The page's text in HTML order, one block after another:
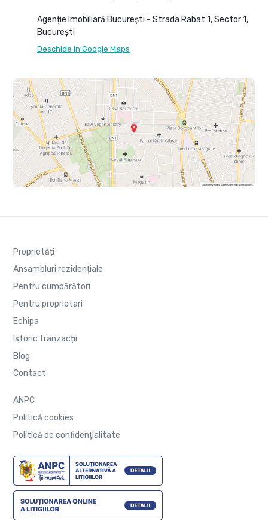
Agenție Imobiliară București - Strada Rabat 1, Sector 1,
București
Deschide în Google Maps
Proprietăți
Ansambluri rezidențiale
Pentru cumpărători
Pentru proprietari
Echipa
Istoric tranzacții
Blog
Contact
ANPC
Politică cookies
Politică de confidențialitate